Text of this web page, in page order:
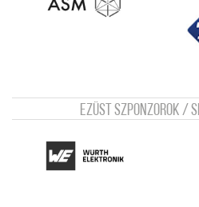
Ezüst szponzorok /